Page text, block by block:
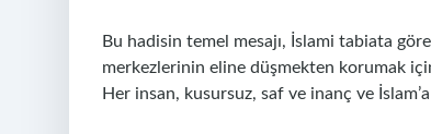
Bu hadisin temel mesajı, İslami tabiata
merkezlerinin eline düşmekten korumak
Her insan, kusursuz, saf ve inanç ve